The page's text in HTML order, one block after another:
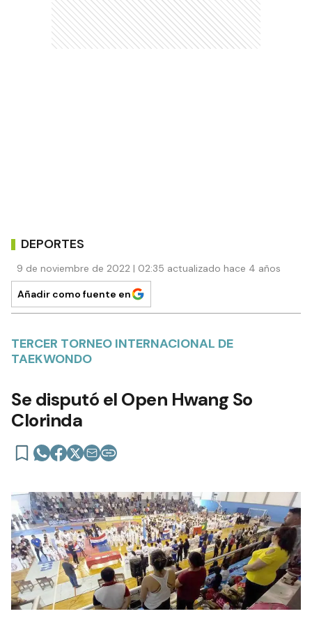
DEPORTES
9 de noviembre de 2022 | 02:35 actualizado hace 4 años
Añadir como fuente en
TERCER TORNEO INTERNACIONAL DE
TAEKWONDO
Se disputó el Open Hwang So
Clorinda